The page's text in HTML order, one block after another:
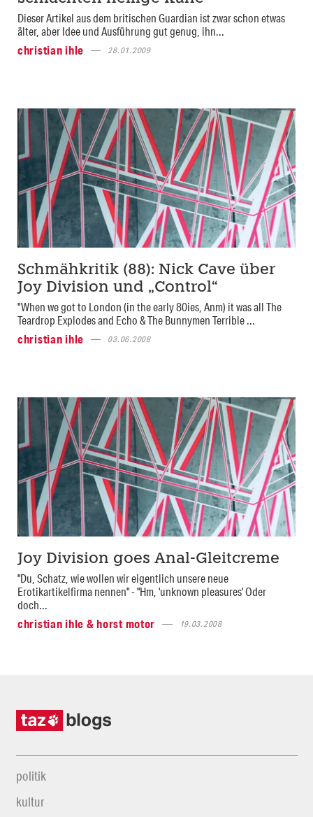
Dieser Artikel aus dem britischen Guardian ist zwar schon etwas
älter, aber Idee und Ausführung gut genug, ihn...
christian ihle
28.01.2009
Schmähkritik (88): Nick Cave über
Joy Division und „Control“
"When we got to London (in the early 80ies, Anm) it was all The
Teardrop Explodes and Echo & The Bunnymen Terrible ...
christian ihle
03.06.2008
Joy Division goes Anal-Gleitcreme
"Du, Schatz, wie wollen wir eigentlich unsere neue
Erotikartikelfirma nennen" - "Hm, 'unknown pleasures' Oder
doch...
christian ihle & horst motor
19.03.2008
politik
kultur